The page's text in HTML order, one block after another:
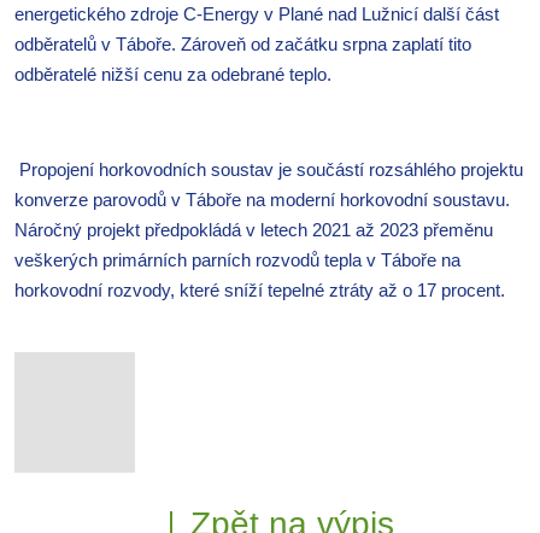
energetického zdroje C-Energy v Plané nad Lužnicí další část
odběratelů v Táboře. Zároveň od začátku srpna zaplatí tito
odběratelé nižší cenu za odebrané teplo.
Propojení horkovodních soustav je součástí rozsáhlého projektu
konverze parovodů v Táboře na moderní horkovodní soustavu.
Náročný projekt předpokládá v letech 2021 až 2023 přeměnu
veškerých primárních parních rozvodů tepla v Táboře na
horkovodní rozvody, které sníží tepelné ztráty až o 17 procent.
Zpět na výpis